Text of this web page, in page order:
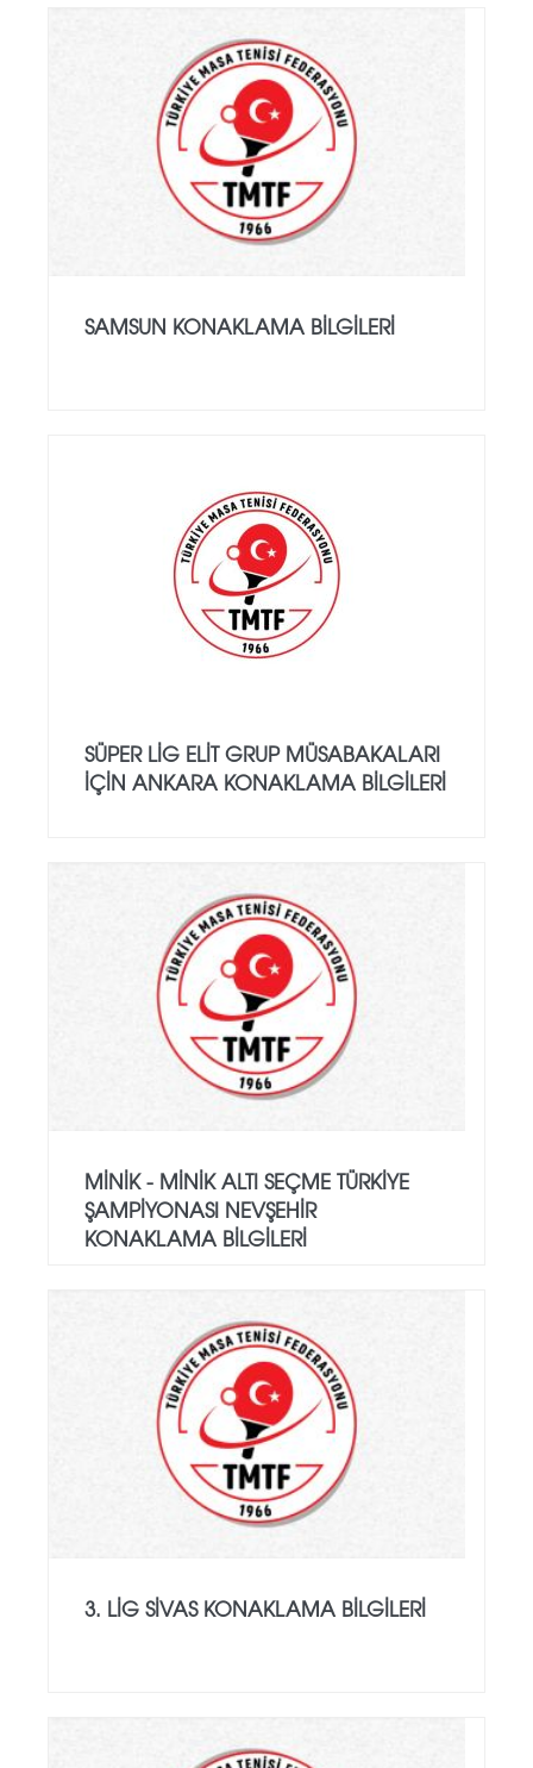
SAMSUN KONAKLAMA BILGILERI
SÜPER LİG ELİT GRUP MÜSABAKALARI
İÇİN ANKARA KONAKLAMA BİLGİLERİ
MINIK - MINIK ALTI SEÇME TÜRKIYE
ŞAMPIYONASI NEVŞEHIR
KONAKLAMA BILGILERI
3. LIG SIVAS KONAKLAMA BILGILERI